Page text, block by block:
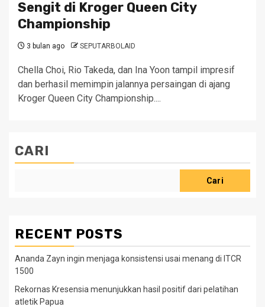
Sengit di Kroger Queen City
Championship
3 bulan ago SEPUTARBOLAID
Chella Choi, Rio Takeda, dan Ina Yoon tampil impresif
dan berhasil memimpin jalannya persaingan di ajang
Kroger Queen City Championship....
CARI
Cari
RECENT POSTS
Ananda Zayn ingin menjaga konsistensi usai menang di ITCR
1500
Rekornas Kresensia menunjukkan hasil positif dari pelatihan
atletik Papua